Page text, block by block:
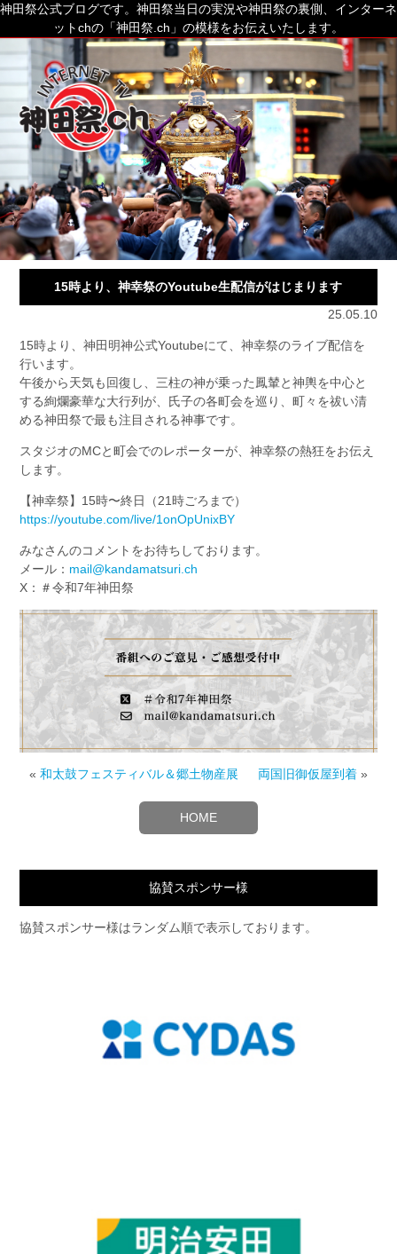
神田祭公式ブログです。神田祭当日の実況や神田祭の裏側、インターネ
ットchの「神田祭.ch」の模様をお伝えいたします。
15時より、神幸祭のYoutube生配信がはじまります
25.05.10
15時より、神田明神公式Youtubeにて、神幸祭のライブ配信を
行います。
午後から天気も回復し、三柱の神が乗った鳳輦と神輿を中心と
する絢爛豪華な大行列が、氏子の各町会を巡り、町々を祓い清
める神田祭で最も注目される神事です。
スタジオのMCと町会でのレポーターが、神幸祭の熱狂をお伝え
します。
【神幸祭】15時〜終日（21時ごろまで）
https://youtube.com/live/1onOpUnixBY
みなさんのコメントをお待ちしております。
メール： mail@kandamatsuri.ch
X：＃令和7年神田祭
«和太鼓フェスティバル＆郷土物産展 両国旧御仮屋到着»
HOME
協賛スポンサー様
協賛スポンサー様はランダム順で表示しております。